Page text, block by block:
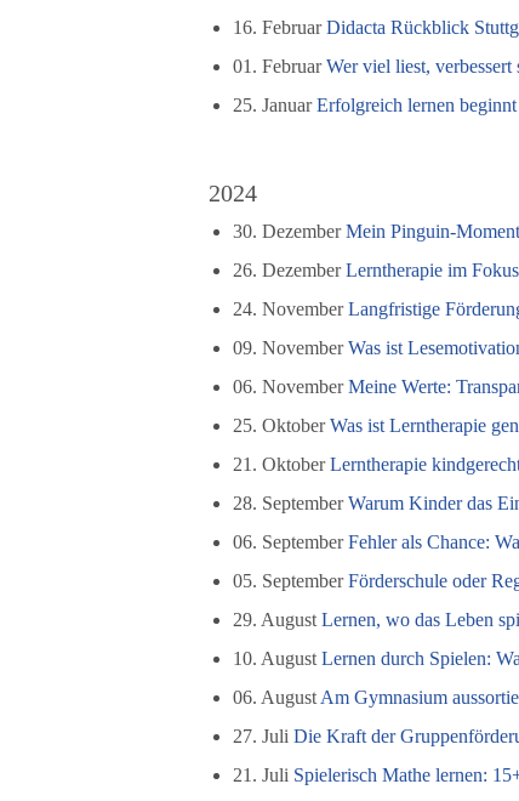
16. FebruarDidacta Rückblick
01. FebruarWer viel liest,
25. JanuarErfolgreich lernen
2024
30. DezemberMein Pinguin-
26. DezemberLerntherapie im
24. NovemberLangfristige
09. NovemberWas ist
06. NovemberMeine Werte:
25. OktoberWas ist Lerntherapie
21. OktoberLerntherapie
28. SeptemberWarum Kinder das
06. SeptemberFehler als Chance:
05. SeptemberFörderschule oder
29. August Lernen, wo das Leben
10. August Lernen durch Spielen:
06. August Am Gymnasium
27. Juli Die Kraft der
21. Juli Spielerisch Mathe lernen: